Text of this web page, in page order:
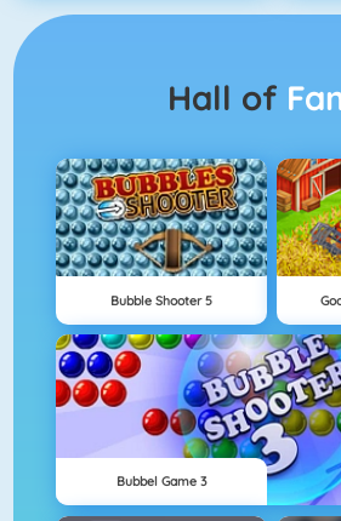
Hall of
Bubble Shooter 5
Bubbel Game 3